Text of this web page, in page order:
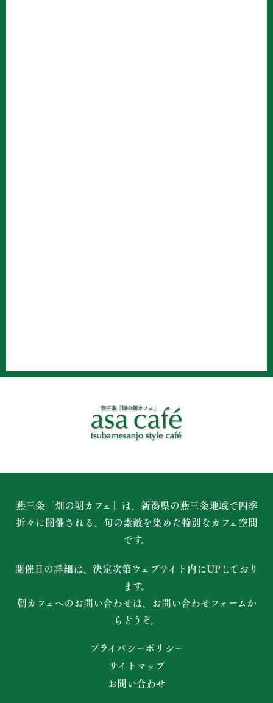
燕三条「畑の朝カフェ」は、新潟県の燕三条地域で四季
折々に開催される、 旬の素敵を集めた特別なカフェ空間
です。
開催日の詳細は、決定次第ウェブサイト内にUPしており
ます。
朝カフェへのお問い合わせは、お問い合わせフォームか
らどうぞ。
プライバシーポリシー
サイトマップ
お問い合わせ